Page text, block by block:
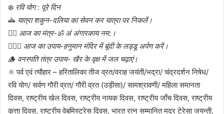
❄️ रवि योग : पूरे दिन
🚓 यात्रा शकुन-दलिया का सेवन कर यात्रा पर निकलें।
👉🏼 आज का मंत्र-ॐ अं अंगारकाय नम:।
🤷🏻‍♀️ आज का उपाय-हनुमान मंदिर में बूंदी के लड्डू अर्पण करें।
🪵 वनस्पति तंत्र उपाय- खैर के वृक्ष में जल चढ़ाएं।
⚛️ पर्व एवं त्यौहार – हरितालिका तीज व्रत/वराह जयंती/भद्रा/ चंद्रदर्शन निषेध/
रवि योग/ सर्वण गौरी व्रत/ गौरी व्रत (उड़ीसा)/ सामश्रावणी/ महिला समानता
दिवस, राष्ट्रीय खेल दिवस, राष्ट्रीय नायक दिवस, राष्ट्रीय जाँच दिवस, राष्ट्रीय
कुत्ता दिवस, राष्ट्रीय वेबमिस्ट्रेस दिवस, भारत रत्न सम्मानित मदर टेरेसा जयन्ती,